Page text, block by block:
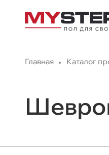
Главная Каталог